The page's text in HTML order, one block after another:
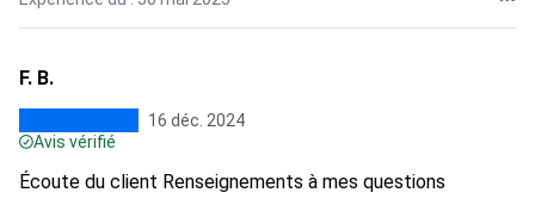
F. B.
16 déc. 2024
Avis vérifié
Écoute du client Renseignements à mes questions